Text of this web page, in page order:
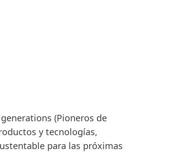
(Pioneros de
y tecnologías,
para las próximas